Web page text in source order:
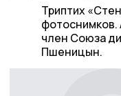
Триптих
член Союза
Пшеницын.